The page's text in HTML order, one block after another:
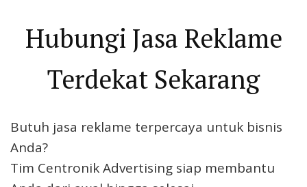
Hubungi Jasa Reklame
Terdekat Sekarang
Butuh jasa reklame terpercaya untuk bisnis
Anda?
Tim Centronik Advertising siap membantu